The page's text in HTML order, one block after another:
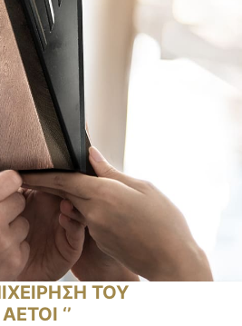
ΤΟΥ
‘’